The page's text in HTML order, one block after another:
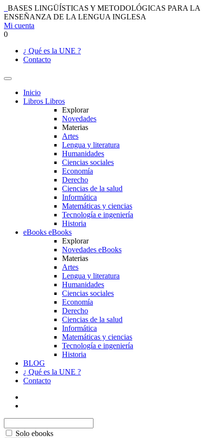
BASES LINGÜÍSTICAS Y METODOLÓGICAS PARA LA
ENSEÑANZA DE LA LENGUA INGLESA
Mi cuenta
0
¿ Qué es la UNE ?
Contacto
Inicio
Libros Libros
Explorar
Novedades
Materias
Artes
Lengua y literatura
Humanidades
Ciencias sociales
Economía
Derecho
Ciencias de la salud
Informática
Matemáticas y ciencias
Tecnología e ingeniería
Historia
eBooks eBooks
Explorar
Novedades eBooks
Materias
Artes
Lengua y literatura
Humanidades
Ciencias sociales
Economía
Derecho
Ciencias de la salud
Informática
Matemáticas y ciencias
Tecnología e ingeniería
Historia
BLOG
¿ Qué es la UNE ?
Contacto
Solo ebooks